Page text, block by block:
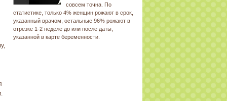
совсем точна. По
статистике, только 4% женщин рожают в срок,
указанный врачом, остальные 96% рожают в
отрезке 1-2 неделе до или после даты,
указанной в карте беременности.